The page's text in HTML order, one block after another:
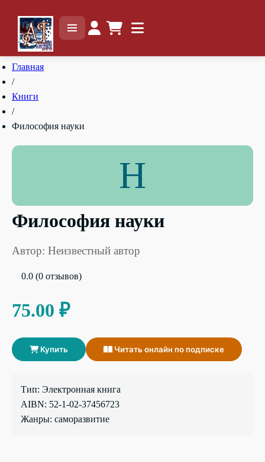
Главная
/
Книги
/
Философия науки
Н
Философия науки
Автор: Неизвестный автор
0.0 (0 отзывов)
75.00 ₽
Купить Читать онлайн по подписке
Тип: Электронная книга
AIBN: 52-1-02-37456723
Жанры: саморазвитие